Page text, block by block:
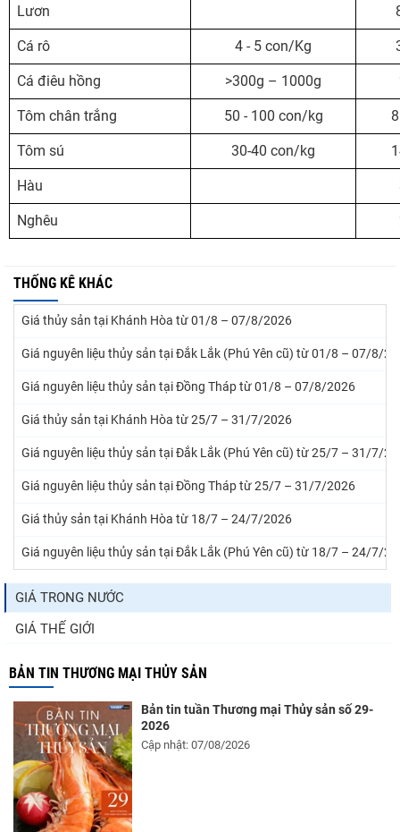
Lươn
Cá rô 4 - 5 con/Kg
Cá điêu hồng >300g – 1000g
Tôm chân trắng 50 - 100 con/kg
Tôm sú 30-40 con/kg
Hàu
Nghêu
THỐNG KÊ KHÁC
Giá thủy sản tại Khánh Hòa từ 01/8 – 07/8/2026
Giá nguyên liệu thủy sản tại Đắk Lắk (Phú Yên cũ) từ 01/8 – 07/8/
Giá nguyên liệu thủy sản tại Đồng Tháp từ 01/8 – 07/8/2026
Giá thủy sản tại Khánh Hòa từ 25/7 – 31/7/2026
Giá nguyên liệu thủy sản tại Đắk Lắk (Phú Yên cũ) từ 25/7 – 31/7/
Giá nguyên liệu thủy sản tại Đồng Tháp từ 25/7 – 31/7/2026
Giá thủy sản tại Khánh Hòa từ 18/7 – 24/7/2026
Giá nguyên liệu thủy sản tại Đắk Lắk (Phú Yên cũ) từ 18/7 – 24/7/
GIÁ TRONG NƯỚC
GIÁ THẾ GIỚI
BẢN TIN THƯƠNG MẠI THỦY SẢN
Bản tin tuần Thương mại Thủy sản số 29-
2026
Cập nhật: 07/08/2026